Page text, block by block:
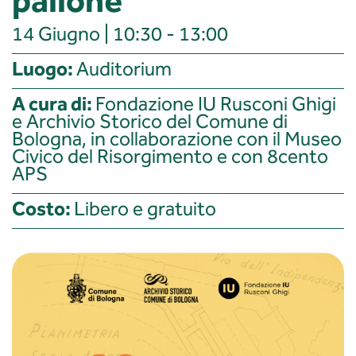
14 Giugno | 10:30 - 13:00
Luogo:Auditorium
A cura di: Fondazione IU Rusconi Ghigi
e Archivio Storico del Comune di
Bologna, in collaborazione con il Museo
Civico del Risorgimento e con 8cento
APS
Costo: Libero e gratuito